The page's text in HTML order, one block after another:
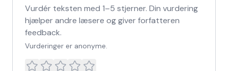
Vurdér teksten med 1–5 stjerner. Din vurdering
hjælper andre læsere og giver forfatteren
feedback.
Vurderinger er anonyme.